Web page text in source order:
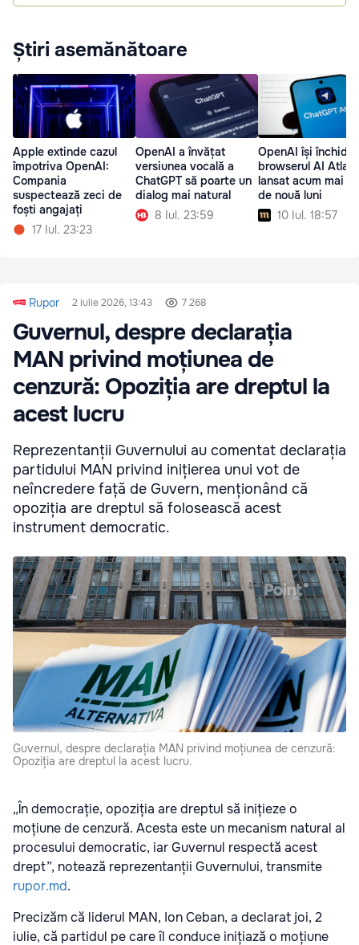
Știri asemănătoare
Apple extinde cazul
împotriva OpenAI:
Compania
suspectează zeci de
foști angajați
17 Iul. 23:23
OpenAI a învățat
versiunea vocală a
ChatGPT să poarte un
dialog mai natural
8 Iul. 23:59
OpenAI își închide
browserul AI Atlas,
lansat acum mai
de nouă luni
10 Iul. 18:57
Rupor 2 iulie 2026, 13:43 7 268
Guvernul, despre declarația
MAN privind moțiunea de
cenzură: Opoziția are dreptul la
acest lucru
Reprezentanții Guvernului au comentat declarația
partidului MAN privind inițierea unui vot de
neîncredere față de Guvern, menționând că
opoziția are dreptul să folosească acest
instrument democratic.
Guvernul, despre declarația MAN privind moțiunea de cenzură:
Opoziția are dreptul la acest lucru.
„În democrație, opoziția are dreptul să inițieze o
moțiune de cenzură. Acesta este un mecanism natural al
procesului democratic, iar Guvernul respectă acest
drept”, notează reprezentanții Guvernului, transmite
rupor.md.
Precizăm că liderul MAN, Ion Ceban, a declarat joi, 2
iulie, că partidul pe care îl conduce inițiază o moțiune